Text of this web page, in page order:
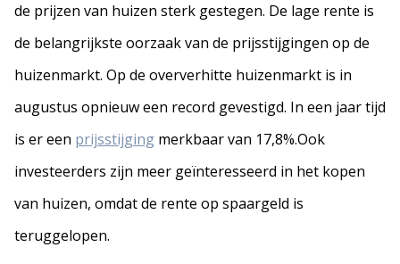
de prijzen van huizen sterk gestegen. De lage rente is
de belangrijkste oorzaak van de prijsstijgingen op de
huizenmarkt. Op de oververhitte huizenmarkt is in
augustus opnieuw een record gevestigd. In een jaar tijd
is er een prijsstijging merkbaar van 17,8%.Ook
investeerders zijn meer geïnteresseerd in het kopen
van huizen, omdat de rente op spaargeld is
teruggelopen.